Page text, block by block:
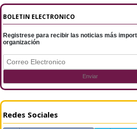
BOLETIN ELECTRONICO
Registrese para recibir las noticias más
organización
Redes Sociales